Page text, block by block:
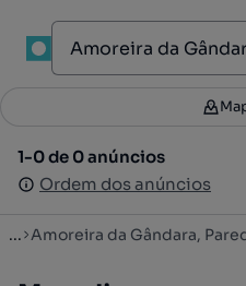
Filtros
1-0 de 0 anúncios
Ordem dos anúncios
1-0 de 0 anúncios
Ordem dos anúncios
... Amoreira da Gândara,